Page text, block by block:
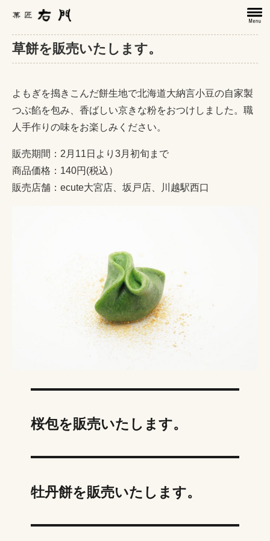
草餅を販売いたします。
よもぎを搗きこんだ餅生地で北海道大納言小豆の自家製
つぶ餡を包み、香ばしい京きな粉をおつけしました。職
人手作りの味をお楽しみください。
販売期間：2月11日より3月初旬まで
商品価格：140円(税込）
販売店舗：ecute大宮店、坂戸店、川越駅西口
桜包を販売いたします。
牡丹餅を販売いたします。